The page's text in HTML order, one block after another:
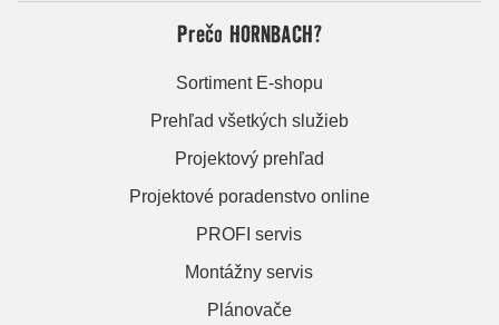
Prečo HORNBACH?
Sortiment E-shopu
Prehľad všetkých služieb
Projektový prehľad
Projektové poradenstvo online
PROFI servis
Montážny servis
Plánovače